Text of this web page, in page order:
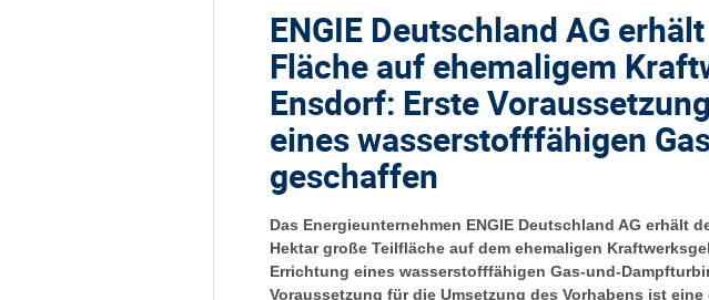
ENGIE Deutschland AG
Fläche auf ehemaligem
Ensdorf: Erste
eines wasserstofffähigen
geschaffen
Das Energieunternehmen ENGIE Deutschland AG erhält
Hektar große Teilfläche auf dem ehemaligen
Errichtung eines wasserstofffähigen Gas-und-
Voraussetzung für die Umsetzung des Vorhabens ist